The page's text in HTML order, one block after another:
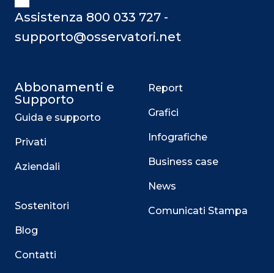
Assistenza 800 033 727 -
supporto@osservatori.net
Abbonamenti e
Supporto
Guida e supporto
Privati
Aziendali
Sostenitori
Blog
Contatti
Report
Grafici
Infografiche
Business case
News
Comunicati Stampa